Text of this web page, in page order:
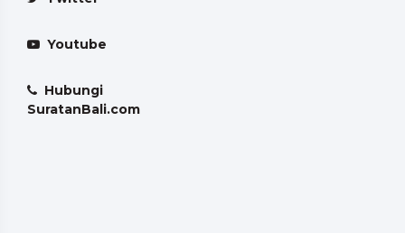
Youtube
Hubungi
SuratanBali.com